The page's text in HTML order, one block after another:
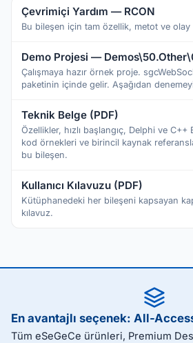
Çevrimiçi Yardım — RCON
Bu bileşen için tam özellik, metot ve olay
Demo Projesi —
Çalışmaya hazır örnek proje.
paketinin içinde gelir. Aşağıdan
Teknik Belge (PDF)
Özellikler, hızlı başlangıç, Delphi ve C++
kod örnekleri ve birincil kaynak
bu bileşen.
Kullanıcı Kılavuzu (PDF)
Kütüphanedeki her bileşeni kapsayan
kılavuz.
En avantajlı seçenek: All-
Tüm eSeGeCe ürünleri, Premium